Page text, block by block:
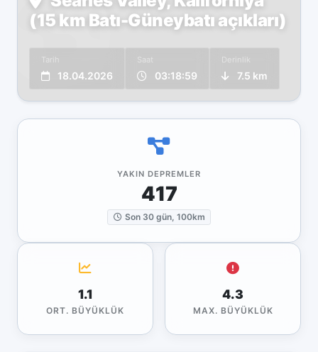
(15 km Batı-Güneybatı açıkları)
Tarih
18.04.2026
Saat
03:18:59
Derinlik
7.5 km
YAKIN DEPREMLER
417
Son 30 gün, 100km
1.1
ORT. BÜYÜKLÜK
4.3
MAX. BÜYÜKLÜK